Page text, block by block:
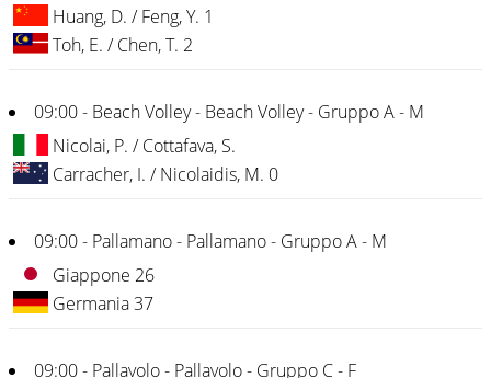
Huang, D. / Feng, Y. 1
Toh, E. / Chen, T. 2
09:00 - Beach Volley - Beach Volley - Gruppo A - M
Nicolai, P. / Cottafava, S.
Carracher, I. / Nicolaidis, M. 0
09:00 - Pallamano - Pallamano - Gruppo A - M
Giappone 26
Germania 37
09:00 - Pallavolo - Pallavolo - Gruppo C - F